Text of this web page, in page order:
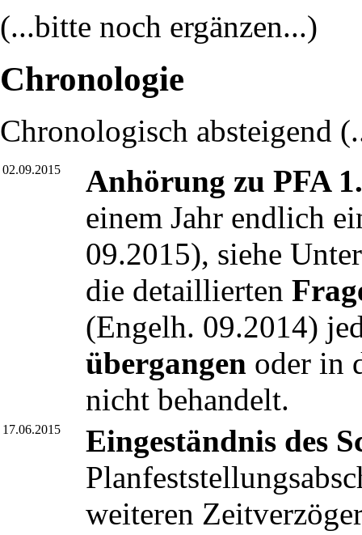
(...bitte noch ergänzen...)
Chronologie
Chronologisch absteigend
02.09.2015
Anhörung zu PFA
einem Jahr endlich
09.2015), siehe
die detaillierten
(Engelh. 09.2014)
übergangen oder in
nicht behandelt.
17.06.2015
Eingeständnis des
weiteren